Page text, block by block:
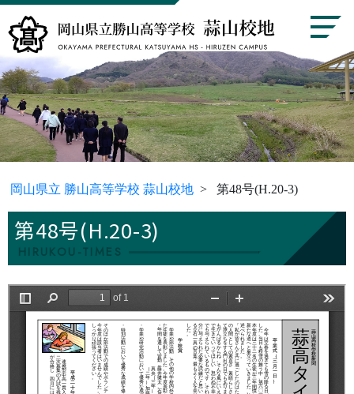
岡山県立 勝山高等学校 蒜山校地 第48号(H.20-3)
第48号(H.20-3)
HIRUKOU-TIMES